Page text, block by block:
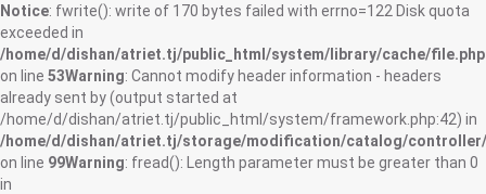
Notice: fwrite(): write of 170 bytes failed with errno=122 Disk quota
exceeded in
/home/d/dishan/atriet.tj/public_html/system/library/cache/file.php
on line 53Warning: Cannot modify header information - headers
already sent by (output started at
/home/d/dishan/atriet.tj/public_html/system/framework.php:42) in
/home/d/dishan/atriet.tj/storage/modification/catalog/
on line 99Warning: fread(): Length parameter must be greater than 0
in